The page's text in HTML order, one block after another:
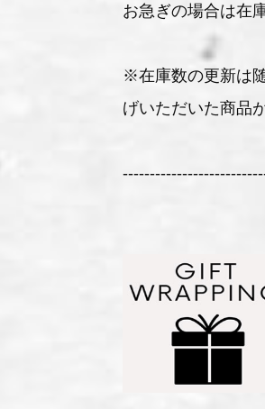
お急ぎの場合は在
※在庫数の更新は
げいただいた商品